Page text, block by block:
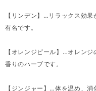
【リンデン】…リラックス効
有名です。
【オレンジピール】…オレン
香りのハーブです。
【ジンジャー】…体を温め、